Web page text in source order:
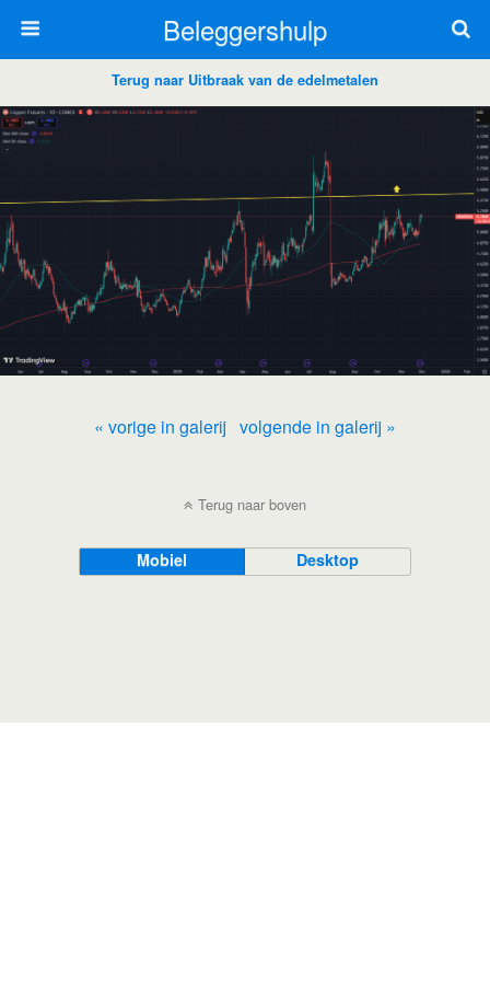
Beleggershulp
Terug naar Uitbraak van de edelmetalen
« vorige in galerij volgende in galerij »
Terug naar boven
Mobiel Desktop